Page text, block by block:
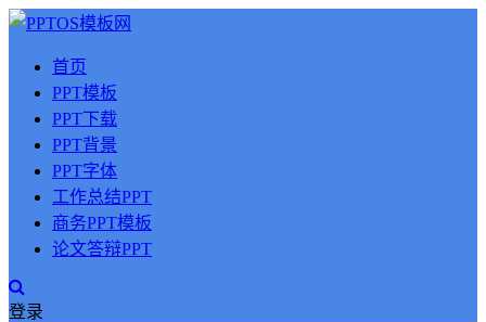
首页
PPT模板
PPT下载
PPT背景
PPT字体
工作总结PPT
商务PPT模板
论文答辩PPT
登录